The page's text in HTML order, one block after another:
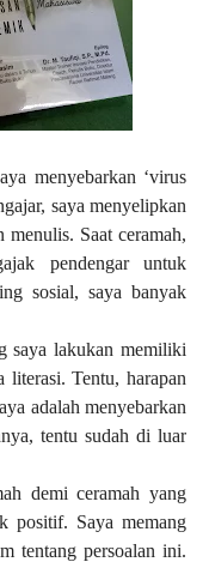
menyebarkan ‘virus
saya menyelipkan
menulis. Saat ceramah,
pendengar untuk
sosial, saya banyak
saya lakukan memiliki
literasi. Tentu, harapan
adalah menyebarkan
tentu sudah di luar
demi ceramah yang
positif. Saya memang
tentang persoalan ini.